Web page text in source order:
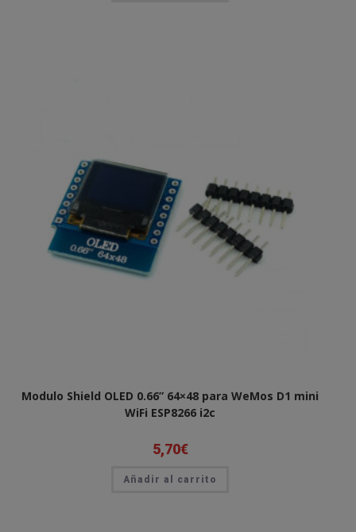
Modulo Shield OLED 0.66” 64×48 para WeMos D1 mini
WiFi ESP8266 i2c
5,70€
Añadir al carrito